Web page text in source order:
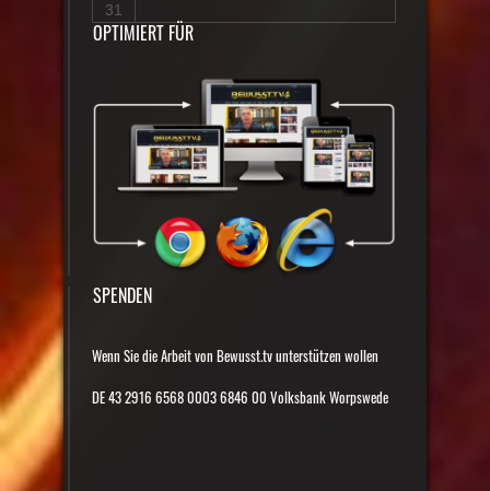
31
OPTIMIERT FÜR
SPENDEN
Wenn Sie die Arbeit von Bewusst.tv unterstützen wollen
DE 43 2916 6568 0003 6846 00 Volksbank Worpswede